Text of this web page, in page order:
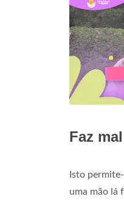
Faz
Isto
uma mão lá